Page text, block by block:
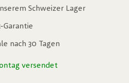
Schweizer Lager
Garantie
nach 30 Tagen
versendet